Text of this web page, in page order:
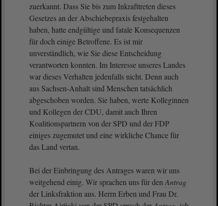
zuerkannt. Dass Sie bis zum Inkrafttreten dieses
Gesetzes an der Abschiebepraxis festgehalten
haben, hatte endgültige und fatale Konsequenzen
für doch einige Betroffene. Es ist mir
unverständlich, wie Sie diese Entscheidung
verantworten konnten. Im Interesse unseres Landes
war dieses Verhalten jedenfalls nicht. Denn auch
aus Sachsen-Anhalt sind Menschen tatsächlich
abgeschoben worden. Sie haben, werte Kolleginnen
und Kollegen der CDU, damit auch Ihren
Koalitionspartnern von der SPD und der FDP
einiges zugemutet und eine wirkliche Chance für
das Land vertan.
Bei der Einbringung des Antrages waren wir uns
weitgehend einig. Wir sprachen uns für den Antrag
der Linksfraktion aus. Herrn Erben und Frau Dr.